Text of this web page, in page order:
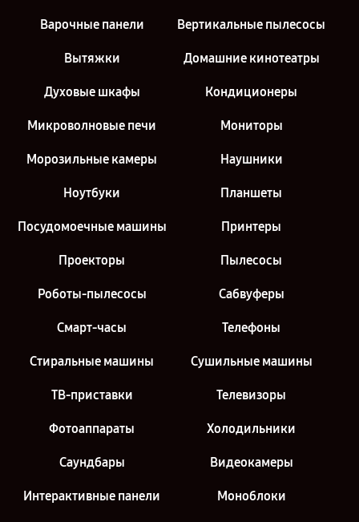
Варочные панели Вертикальные пылесосы
Вытяжки Домашние кинотеатры
Духовые шкафы Кондиционеры
Микроволновые печи Мониторы
Морозильные камеры Наушники
Ноутбуки Планшеты
Посудомоечные машины Принтеры
Проекторы Пылесосы
Роботы-пылесосы Сабвуферы
Смарт-часы Телефоны
Стиральные машины Сушильные машины
ТВ-приставки Телевизоры
Фотоаппараты Холодильники
Саундбары Видеокамеры
Интерактивные панели Моноблоки